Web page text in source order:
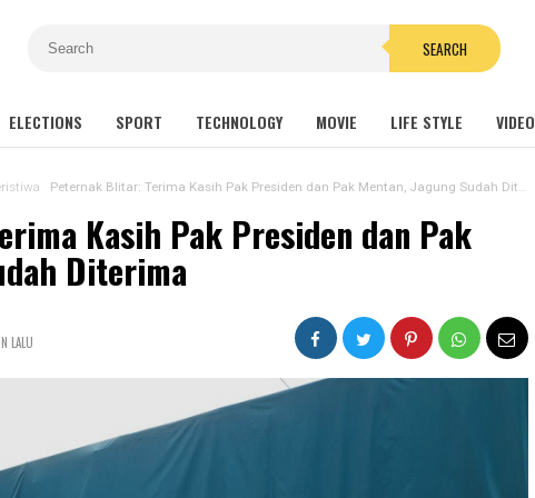
SEARCH
ELECTIONS SPORT TECHNOLOGY MOVIE LIFE STYLE VIDEO
Peternak Blitar: Terima Kasih Pak Presiden dan Pak Mentan, Jagung Sudah Diterima
Kasih Pak Presiden dan Pak
Diterima
LALU